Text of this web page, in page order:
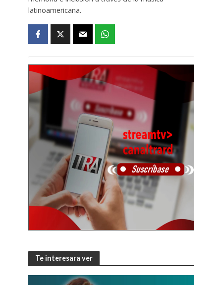
latinoamericana.
Te interesara ver